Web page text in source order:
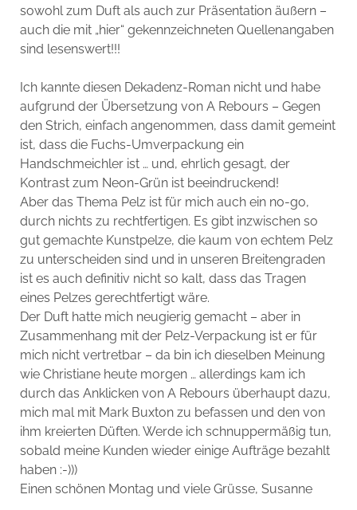
sowohl zum Duft als auch zur Präsentation äußern –
auch die mit „hier“ gekennzeichneten Quellenangaben
sind lesenswert!!!
Ich kannte diesen Dekadenz-Roman nicht und habe
aufgrund der Übersetzung von A Rebours – Gegen
den Strich, einfach angenommen, dass damit gemeint
ist, dass die Fuchs-Umverpackung ein
Handschmeichler ist … und, ehrlich gesagt, der
Kontrast zum Neon-Grün ist beeindruckend!
Aber das Thema Pelz ist für mich auch ein no-go,
durch nichts zu rechtfertigen. Es gibt inzwischen so
gut gemachte Kunstpelze, die kaum von echtem Pelz
zu unterscheiden sind und in unseren Breitengraden
ist es auch definitiv nicht so kalt, dass das Tragen
eines Pelzes gerechtfertigt wäre.
Der Duft hatte mich neugierig gemacht – aber in
Zusammenhang mit der Pelz-Verpackung ist er für
mich nicht vertretbar – da bin ich dieselben Meinung
wie Christiane heute morgen … allerdings kam ich
durch das Anklicken von A Rebours überhaupt dazu,
mich mal mit Mark Buxton zu befassen und den von
ihm kreierten Düften. Werde ich schnuppermäßig tun,
sobald meine Kunden wieder einige Aufträge bezahlt
haben :-)))
Einen schönen Montag und viele Grüsse, Susanne